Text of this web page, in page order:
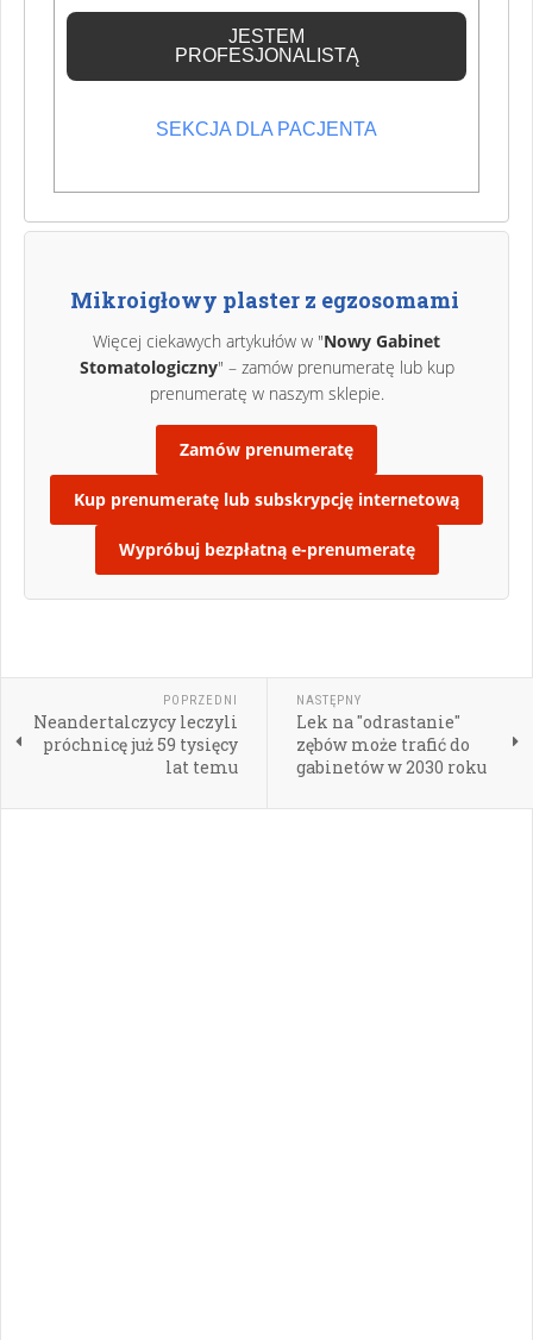
Na co dzień współpracuje z redakcją magazynu „Nowy Gabinet
Stomatologiczny”. Jego teksty cechuje rzetelność oraz
umiejętność łączenia wiedzy eksperckiej z aktualnymi
Mikroigłowy plaster z egzosomami
Więcej ciekawych artykułów w "Nowy Gabinet
Stomatologiczny" – zamów prenumeratę lub kup
prenumeratę w naszym sklepie.
Zamów prenumeratę
Kup prenumeratę lub subskrypcję internetową
Wypróbuj bezpłatną e-prenumeratę
POPRZEDNI
Neandertalczycy leczyli
próchnicę już 59 tysięcy
lat temu
NASTĘPNY
Lek na "odrastanie"
zębów może trafić do
gabinetów w 2030 roku
wiedzę medyczną.
JESTEM
PROFESJONALISTĄ
SEKCJA DLA PACJENTA